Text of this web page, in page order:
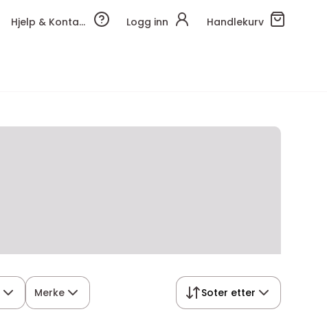
Hjelp & Kontakt Logg inn Handlekurv
Merke Soter etter